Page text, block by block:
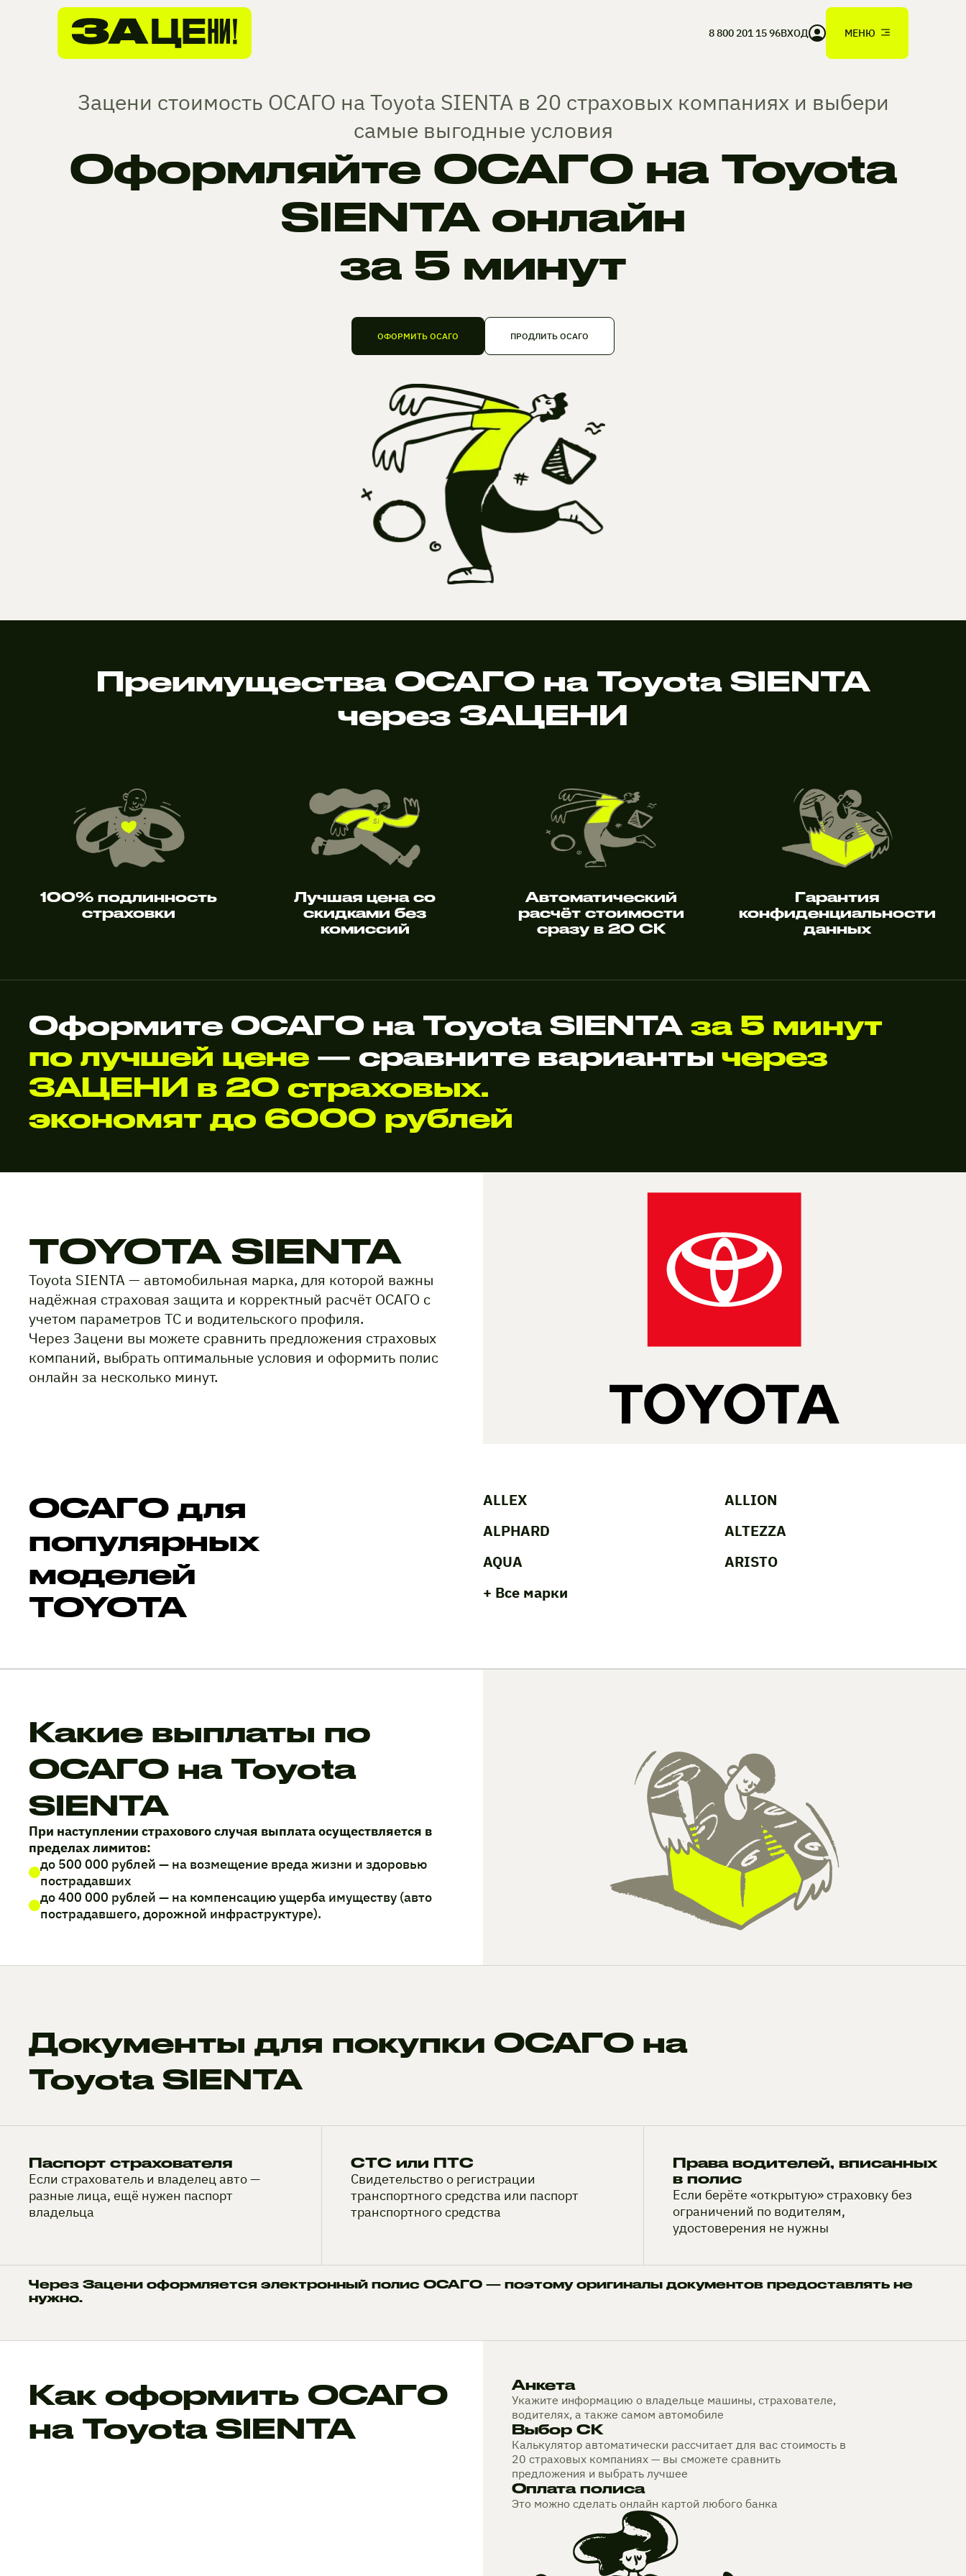
8 800 201 15 96ВХОД МЕНЮ
Зацени стоимость ОСАГО на Toyota SIENTA в 20 страховых компаниях и выбери
самые выгодные условия
Оформляйте ОСАГО на Toyota
SIENTA онлайн
за 5 минут
ОФОРМИТЬ ОСАГО ПРОДЛИТЬ ОСАГО
Преимущества ОСАГО на Toyota SIENTA
через ЗАЦЕНИ
100% подлинность
страховки
Лучшая цена со
скидками без
комиссий
Автоматический
расчёт стоимости
сразу в 20 СК
Гарантия
конфиденциальности
данных
Оформите ОСАГО на Toyota SIENTA за 5 минут
по лучшей цене — сравните варианты через
ЗАЦЕНИ в 20 страховых.
экономят до 6000 рублей
TOYOTA SIENTA
Toyota SIENTA — автомобильная марка, для которой важны
надёжная страховая защита и корректный расчёт ОСАГО с
учетом параметров ТС и водительского профиля.
Через Зацени вы можете сравнить предложения страховых
компаний, выбрать оптимальные условия и оформить полис
онлайн за несколько минут.
ОСАГО для
популярных
моделей
TOYOTA
ALLEX
ALLION
ALPHARD
ALTEZZA
AQUA
ARISTO
+ Все марки
Какие выплаты по
ОСАГО на Toyota
SIENTA
При наступлении страхового случая выплата осуществляется в
пределах лимитов:
до 500 000 рублей — на возмещение вреда жизни и здоровью
пострадавших
до 400 000 рублей — на компенсацию ущерба имуществу (авто
пострадавшего, дорожной инфраструктуре).
Документы для покупки ОСАГО на
Toyota SIENTA
Паспорт страхователя
Если страхователь и владелец авто —
разные лица, ещё нужен паспорт
владельца
СТС или ПТС
Свидетельство о регистрации
транспортного средства или паспорт
транспортного средства
Права водителей, вписанных
в полис
Если берёте «открытую» страховку без
ограничений по водителям,
удостоверения не нужны
Через Зацени оформляется электронный полис ОСАГО — поэтому оригиналы документов предоставлять не
нужно.
Как оформить ОСАГО
на Toyota SIENTA
Анкета
Укажите информацию о владельце машины, страхователе,
водителях, а также самом автомобиле
Выбор СК
Калькулятор автоматически рассчитает для вас стоимость в
20 страховых компаниях — вы сможете сравнить
предложения и выбрать лучшее
Оплата полиса
Это можно сделать онлайн картой любого банка